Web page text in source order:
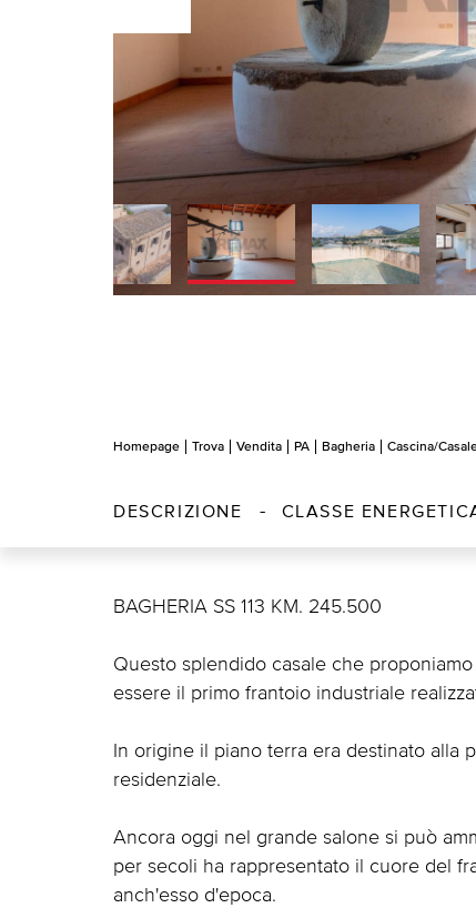
Homepage Trova Vendita PA Bagheria Cascina/
DESCRIZIONE CLASSE
BAGHERIA SS 113 KM. 245.500
Questo splendido casale che
essere il primo frantoio industriale
In origine il piano terra era destinato alla
residenziale.
Ancora oggi nel grande salone si può
per secoli ha rappresentato il cuore del
anch'esso d'epoca.